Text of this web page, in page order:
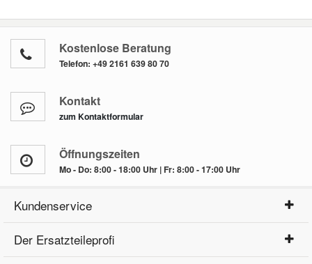
Kostenlose Beratung
Telefon: +49 2161 639 80 70
Kontakt
zum Kontaktformular
Öffnungszeiten
Mo - Do: 8:00 - 18:00 Uhr | Fr: 8:00 - 17:00 Uhr
Kundenservice
Der Ersatzteileprofi